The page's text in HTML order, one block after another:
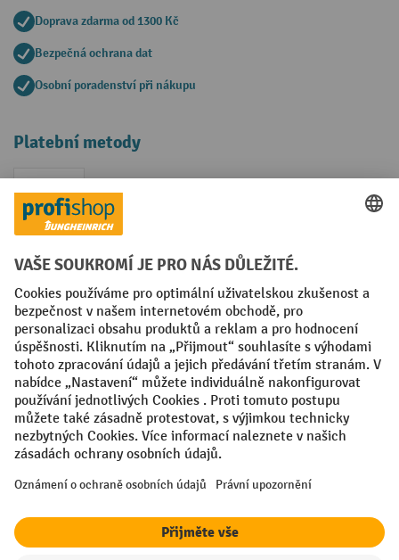
Doprava zdarma od 1300 Kč
Bezpečná ochrana dat
Osobní poradenství při nákupu
Platební metody
Faktura
Sociální sítě
Facebook
YouTubeLinkedIn
VODP Otisk
Prohlášení o ochraně osobních údajů
Nastavení ochrany osobních údajů
All prices excl. VAT plusshipping costsand possible delivery charges,
¹ Sleva platí do vyprodání zásob. Sleva se nevztahuje na akční ceny.